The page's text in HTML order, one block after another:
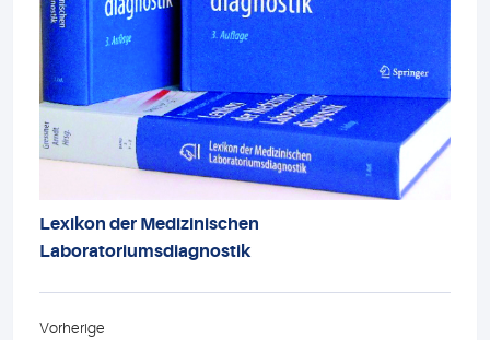
Lexikon der Medizinischen
Laboratoriumsdiagnostik
Vorherige